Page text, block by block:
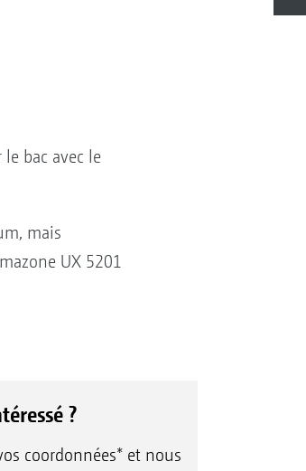
bac avec le
mais
UX 5201
?
coordonnées* et nous